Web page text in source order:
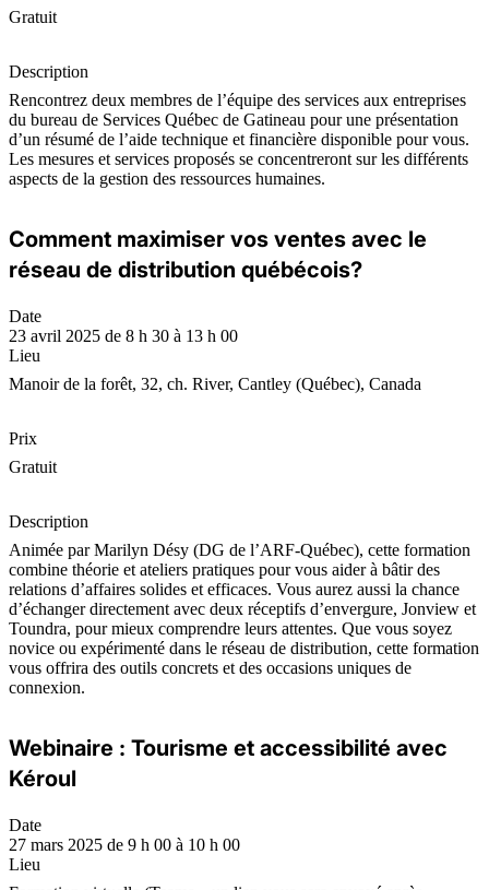
Gratuit
Description
Rencontrez deux membres de l’équipe des services aux entreprises
du bureau de Services Québec de Gatineau pour une présentation
d’un résumé de l’aide technique et financière disponible pour vous.
Les mesures et services proposés se concentreront sur les différents
aspects de la gestion des ressources humaines.
Comment maximiser vos ventes avec le
réseau de distribution québécois?
Date
23 avril 2025 de 8 h 30 à 13 h 00
Lieu
Manoir de la forêt, 32, ch. River, Cantley (Québec), Canada
Prix
Gratuit
Description
Animée par Marilyn Désy (DG de l’ARF-Québec), cette formation
combine théorie et ateliers pratiques pour vous aider à bâtir des
relations d’affaires solides et efficaces. Vous aurez aussi la chance
d’échanger directement avec deux réceptifs d’envergure, Jonview et
Toundra, pour mieux comprendre leurs attentes. Que vous soyez
novice ou expérimenté dans le réseau de distribution, cette formation
vous offrira des outils concrets et des occasions uniques de
connexion.
Webinaire : Tourisme et accessibilité avec
Kéroul
Date
27 mars 2025 de 9 h 00 à 10 h 00
Lieu